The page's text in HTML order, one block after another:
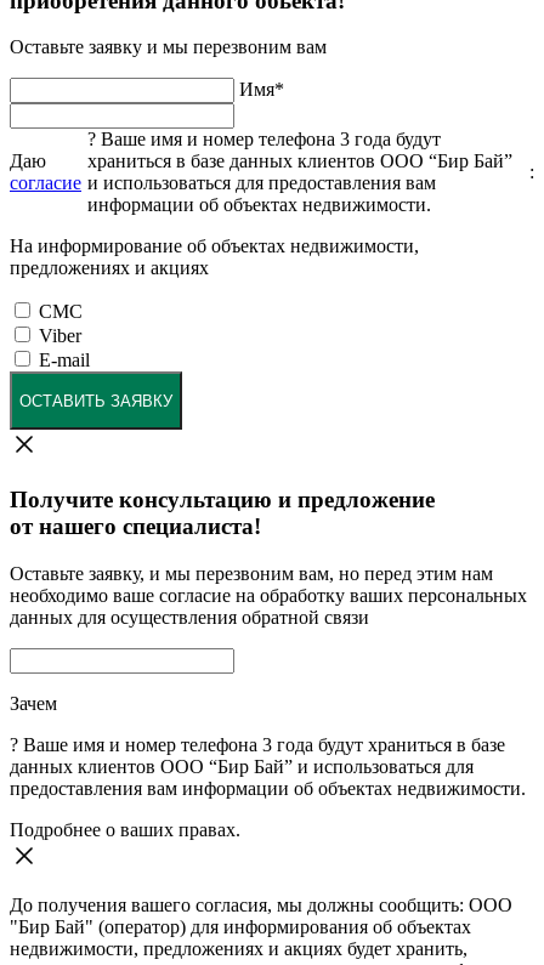
Оставьте заявку и мы перезвоним вам
Имя*
Даю
согласие
? Ваше имя и номер телефона 3 года будут
храниться в базе данных клиентов ООО “Бир Бай”
и использоваться для предоставления вам
информации об объектах недвижимости.
:
На информирование об объектах недвижимости,
предложениях и акциях
СМС
Viber
E-mail
ОСТАВИТЬ ЗАЯВКУ
Получите консультацию и предложение
от нашего специалиста!
Оставьте заявку, и мы перезвоним вам, но перед этим нам
необходимо ваше согласие на обработку ваших персональных
данных для осуществления обратной связи
Зачем
? Ваше имя и номер телефона 3 года будут храниться в базе
данных клиентов ООО “Бир Бай” и использоваться для
предоставления вам информации об объектах недвижимости.
Подробнее о ваших правах.
До получения вашего согласия, мы должны сообщить: ООО
"Бир Бай" (оператор) для информирования об объектах
недвижимости, предложениях и акциях будет хранить,